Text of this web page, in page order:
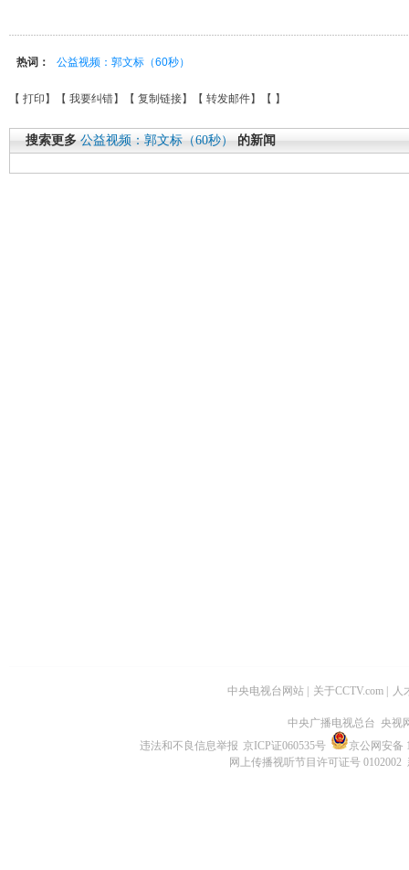
热词： 公益视频：郭文标（60秒）
【 打印 】【 我要纠错】【 复制链接】【 转发邮件】【 】
搜索更多 公益视频：郭文标（60秒） 的新闻
中央电视台网站 | 关于CCTV.com | 人
中央广播电视总台 央视
违法和不良信息举报 京ICP证060535号
京公网安备
网上传播视听节目许可证号 0102002